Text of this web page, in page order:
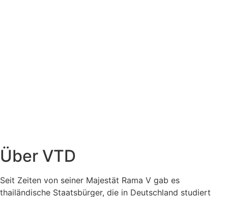
Über VTD
Seit Zeiten von seiner Majestät Rama V gab es
thailändische Staatsbürger, die in Deutschland studiert